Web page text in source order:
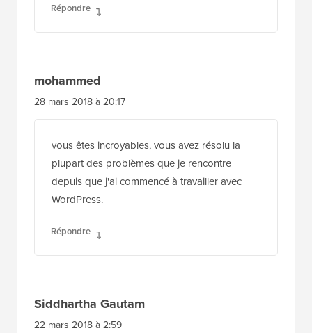
Répondre
mohammed
28 mars 2018 à 20:17
vous êtes incroyables, vous avez résolu la
plupart des problèmes que je rencontre
depuis que j'ai commencé à travailler avec
WordPress.
Répondre
Siddhartha Gautam
22 mars 2018 à 2:59